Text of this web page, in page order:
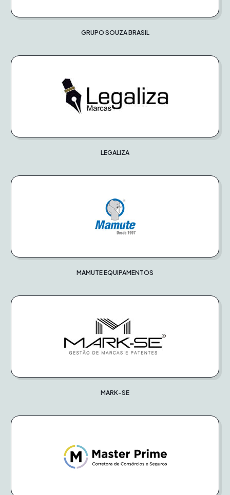
GRUPO SOUZA BRASIL
LEGALIZA
MAMUTE EQUIPAMENTOS
MARK-SE